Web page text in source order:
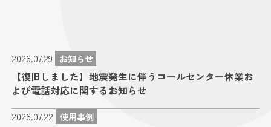
2026.07.29 お知らせ
【復旧しました】地震発生に伴うコールセンター休業お
よび電話対応に関するお知らせ
2026.07.22 使用事例